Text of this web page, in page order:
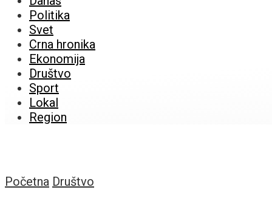
Politika
Svet
Crna hronika
Ekonomija
Društvo
Sport
Lokal
Region
Početna Društvo